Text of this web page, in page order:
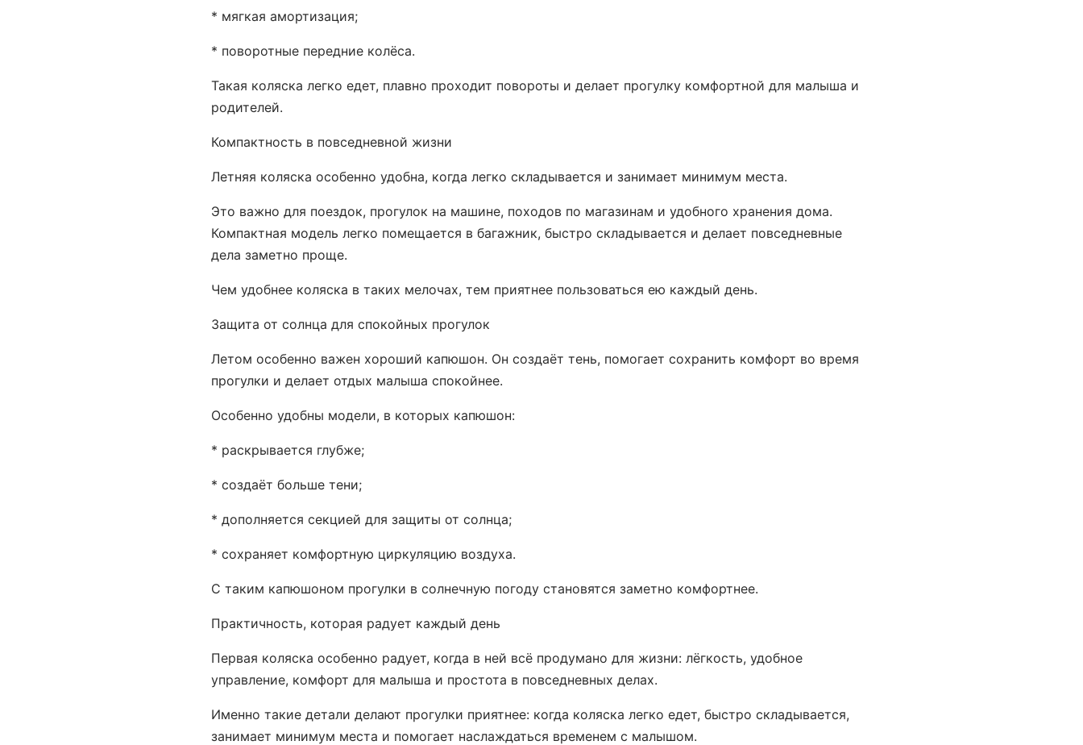
* мягкая амортизация;
* поворотные передние колёса.
Такая коляска легко едет, плавно проходит повороты и делает прогулку комфортной для малыша и
родителей.
Компактность в повседневной жизни
Летняя коляска особенно удобна, когда легко складывается и занимает минимум места.
Это важно для поездок, прогулок на машине, походов по магазинам и удобного хранения дома.
Компактная модель легко помещается в багажник, быстро складывается и делает повседневные
дела заметно проще.
Чем удобнее коляска в таких мелочах, тем приятнее пользоваться ею каждый день.
Защита от солнца для спокойных прогулок
Летом особенно важен хороший капюшон. Он создаёт тень, помогает сохранить комфорт во время
прогулки и делает отдых малыша спокойнее.
Особенно удобны модели, в которых капюшон:
* раскрывается глубже;
* создаёт больше тени;
* дополняется секцией для защиты от солнца;
* сохраняет комфортную циркуляцию воздуха.
С таким капюшоном прогулки в солнечную погоду становятся заметно комфортнее.
Практичность, которая радует каждый день
Первая коляска особенно радует, когда в ней всё продумано для жизни: лёгкость, удобное
управление, комфорт для малыша и простота в повседневных делах.
Именно такие детали делают прогулки приятнее: когда коляска легко едет, быстро складывается,
занимает минимум места и помогает наслаждаться временем с малышом.